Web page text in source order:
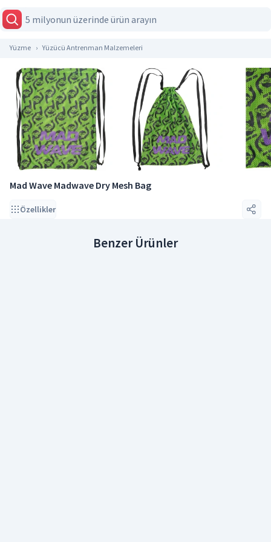
Yüzme Yüzücü Antrenman Malzemeleri
Mad Wave Madwave Dry Mesh Bag
Özellikler
Benzer Ürünler